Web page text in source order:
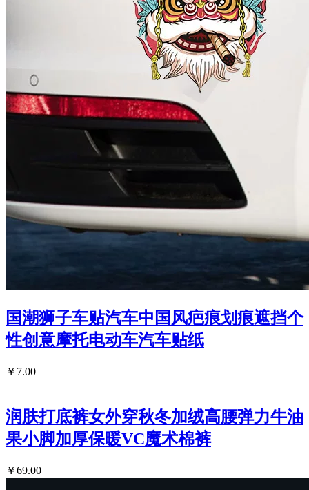
国潮狮子车贴汽车中国风疤痕划痕遮挡个
性创意摩托电动车汽车贴纸
￥7.00
润肤打底裤女外穿秋冬加绒高腰弹力牛油
果小脚加厚保暖VC魔术棉裤
￥69.00